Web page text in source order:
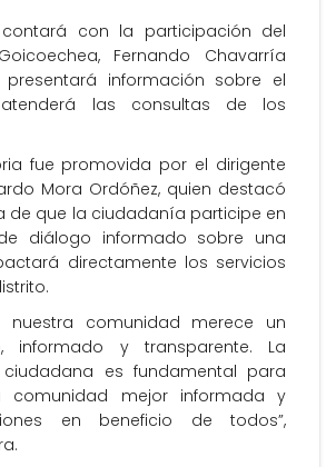
con la participación del
Fernando Chavarría
presentará información sobre el
las consultas de los
fue promovida por el dirigente
Mora Ordóñez, quien destacó
de que la ciudadanía participe en
diálogo informado sobre una
directamente los servicios
nuestra comunidad merece un
informado y transparente. La
es fundamental para
comunidad mejor informada y
en beneficio de todos”,